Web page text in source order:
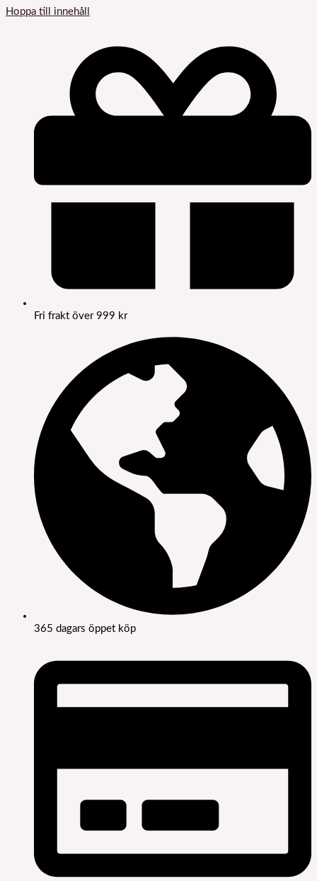
Hoppa till innehåll
Fri frakt över 999 kr
365 dagars öppet köp